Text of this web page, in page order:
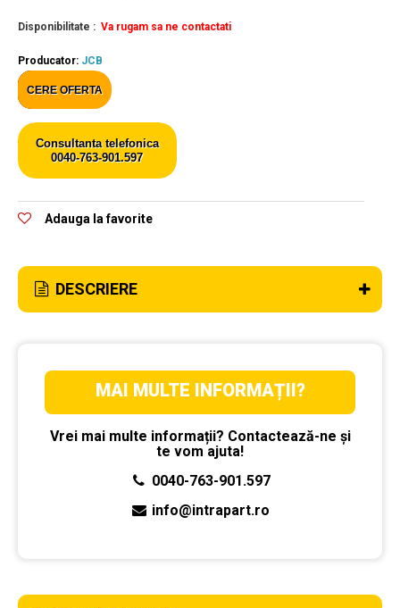
Disponibilitate : Va rugam sa ne contactati
Producator: JCB
CERE OFERTA
Consultanta telefonica
0040-763-901.597
Adauga la favorite
DESCRIERE
MAI MULTE INFORMAȚII?
Vrei mai multe informații? Contactează-ne și
te vom ajuta!
0040-763-901.597
info@intrapart.ro